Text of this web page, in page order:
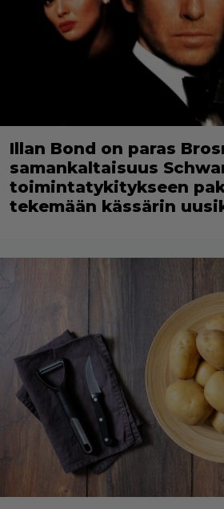
Illan Bond on paras
samankaltaisuus
toimintatykitykseen
tekemään kässärin